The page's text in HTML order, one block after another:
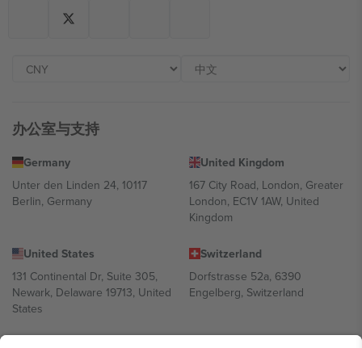
办公室与支持
Germany
Unter den Linden 24, 10117
Berlin, Germany
United Kingdom
167 City Road, London, Greater
London, EC1V 1AW, United
Kingdom
United States
131 Continental Dr, Suite 305,
Newark, Delaware 19713, United
States
Switzerland
Dorfstrasse 52a, 6390
Engelberg, Switzerland